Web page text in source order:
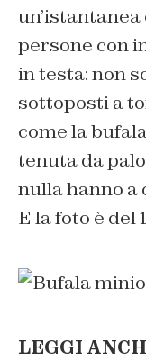
persone con
in testa: non
sottoposti a
come la
tenuta da
nulla hanno a
E la foto è del
LEGGI